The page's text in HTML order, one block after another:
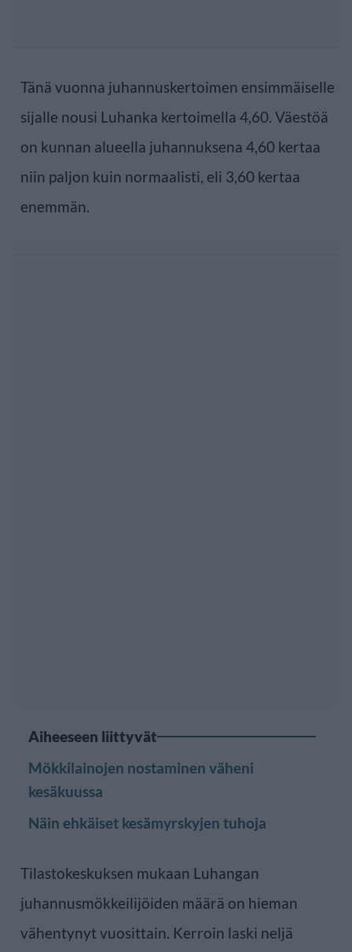
Tänä vuonna juhannuskertoimen ensimmäiselle
sijalle nousi Luhanka kertoimella 4,60. Väestöä
on kunnan alueella juhannuksena 4,60 kertaa
niin paljon kuin normaalisti, eli 3,60 kertaa
enemmän.
Aiheeseen liittyvät
Mökkilainojen nostaminen väheni
kesäkuussa
Näin ehkäiset kesämyrskyjen tuhoja
Tilastokeskuksen mukaan Luhangan
juhannusmökkeilijöiden määrä on hieman
vähentynyt vuosittain. Kerroin laski neljä